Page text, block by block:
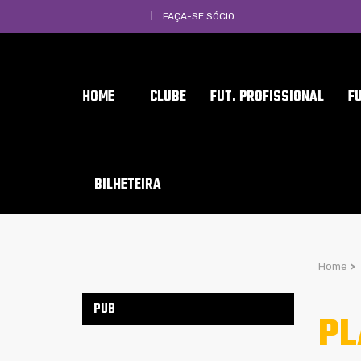
FAÇA-SE SÓCIO
HOME CLUBE FUT. PROFISSIONAL
BILHETEIRA
Home >
PUB